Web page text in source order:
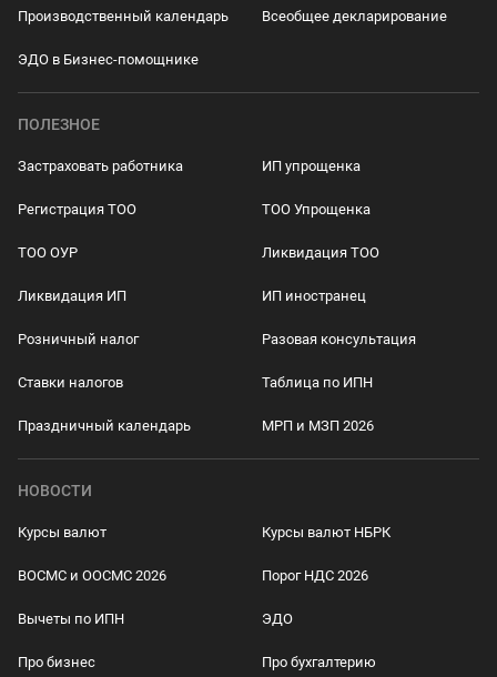
Производственный календарь Всеобщее декларирование
ЭДО в Бизнес-помощнике
ПОЛЕЗНОЕ
Застраховать работника ИП упрощенка
Регистрация ТОО ТОО Упрощенка
ТОО ОУР Ликвидация ТОО
Ликвидация ИП ИП иностранец
Розничный налог Разовая консультация
Ставки налогов Таблица по ИПН
Праздничный календарь МРП и МЗП 2026
НОВОСТИ
Курсы валют Курсы валют НБРК
ВОСМС и ООСМС 2026 Порог НДС 2026
Вычеты по ИПН ЭДО
Про бизнес Про бухгалтерию